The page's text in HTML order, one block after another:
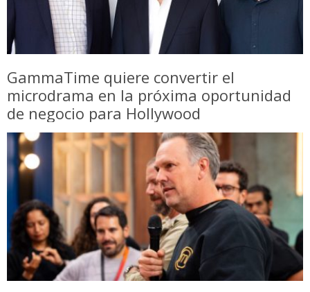
GammaTime quiere convertir el
microdrama en la próxima oportunidad
de negocio para Hollywood